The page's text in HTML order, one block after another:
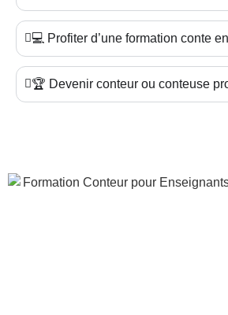
💻 Profiter d’une formation conte
🏆 Devenir conteur ou conteuse